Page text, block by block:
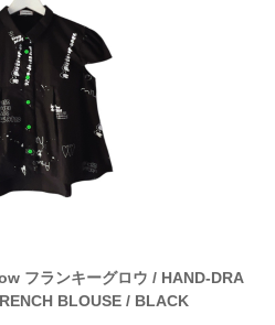
フランキーグロウ / HAND-DRA
BLOUSE / BLACK